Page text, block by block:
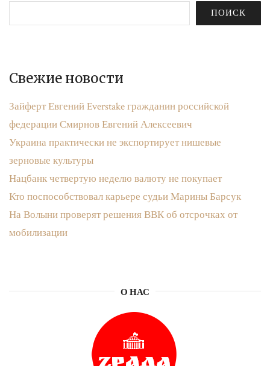
ПОИСК
Свежие новости
Зайферт Евгений Everstake гражданин российской
федерации Смирнов Евгений Алексеевич
Украина практически не экспортирует нишевые
зерновые культуры
Нацбанк четвертую неделю валюту не покупает
Кто поспособствовал карьере судьи Марины Барсук
На Волыни проверят решения ВВК об отсрочках от
мобилизации
О НАС